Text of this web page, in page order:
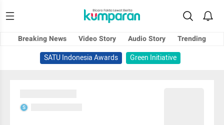
Breaking News Video Story Audio Story
Trending
SATU Indonesia Awards
Green Initiative
S